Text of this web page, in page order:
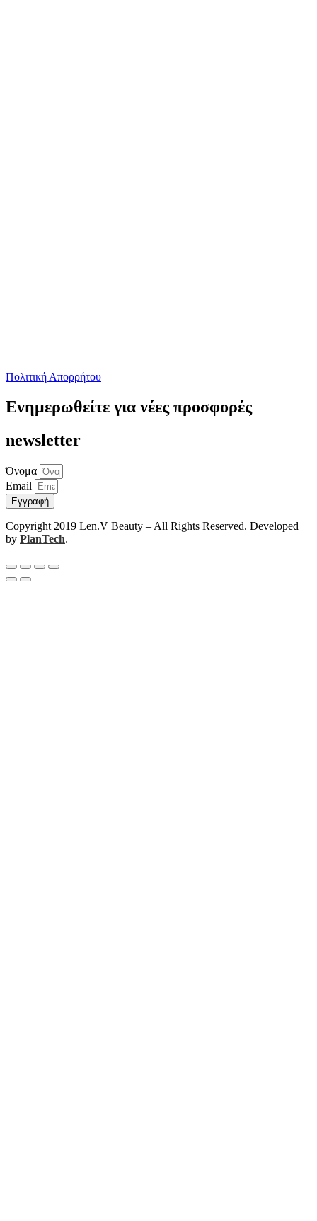
Πολιτική Απορρήτου
Ενημερωθείτε για νέες προσφορές
newsletter
Όνομα
Email
Εγγραφή
Copyright 2019 Len.V Beauty – All Rights Reserved. Developed
by PlanTech.